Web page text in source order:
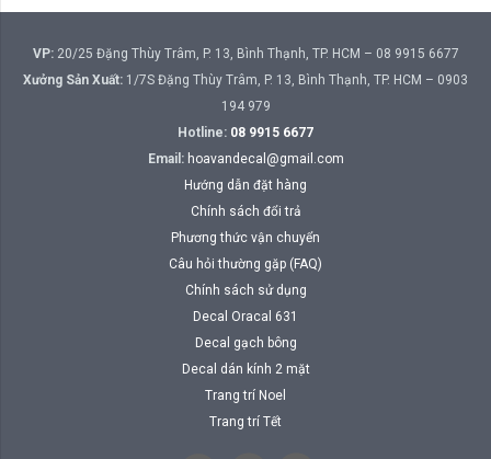
VP:20/25 Đặng Thùy Trâm, P. 13, Bình Thạnh, TP. HCM – 08 9915 6677
Xưởng Sản Xuất: 1/7S Đặng Thùy Trâm, P. 13, Bình Thạnh, TP. HCM – 0903
194 979
Hotline: 08 9915 6677
Email: hoavandecal@gmail.com
Hướng dẫn đặt hàng
Chính sách đổi trả
Phương thức vận chuyển
Câu hỏi thường gặp (FAQ)
Chính sách sử dụng
Decal Oracal 631
Decal gạch bông
Decal dán kính 2 mặt
Trang trí Noel
Trang trí Tết